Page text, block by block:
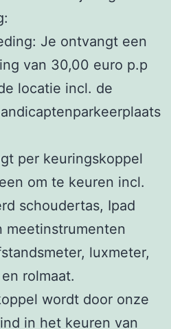
Je ontvangt een
van 30,00 euro p.p
locatie incl. de
per keuringskoppel
om te keuren incl.
schoudertas, Ipad
meetinstrumenten
luxmeter,
rolmaat.
wordt door onze
in het keuren van